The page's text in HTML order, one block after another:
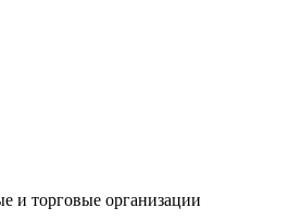
и торговые организации